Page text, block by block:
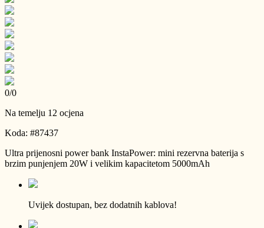
0/0
Na temelju 12 ocjena
Koda: #87437
Ultra prijenosni power bank InstaPower: mini rezervna baterija s
brzim punjenjem 20W i velikim kapacitetom 5000mAh
Uvijek dostupan, bez dodatnih kablova!